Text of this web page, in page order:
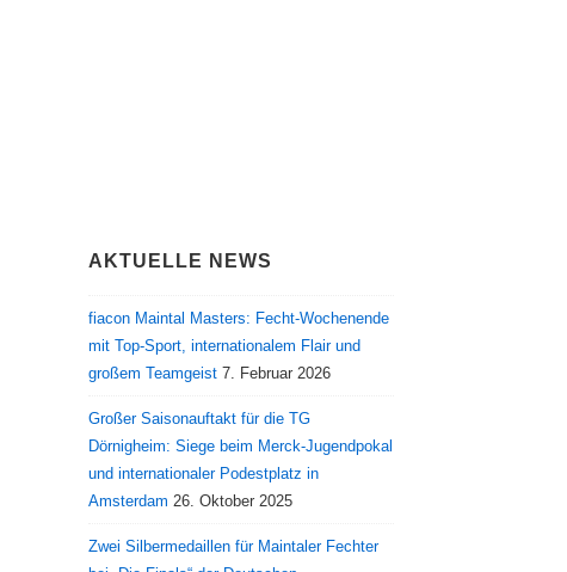
AKTUELLE NEWS
fiacon Maintal Masters: Fecht-Wochenende
mit Top-Sport, internationalem Flair und
großem Teamgeist 7. Februar 2026
Großer Saisonauftakt für die TG
Dörnigheim: Siege beim Merck-Jugendpokal
und internationaler Podestplatz in
Amsterdam 26. Oktober 2025
Zwei Silbermedaillen für Maintaler Fechter